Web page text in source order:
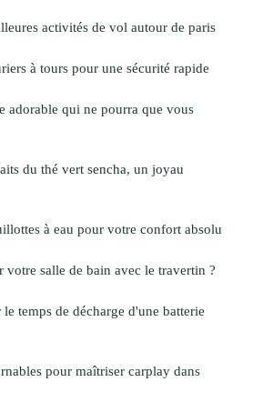
activités de vol autour de paris
à tours pour une sécurité rapide
adorable qui ne pourra que vous
du thé vert sencha, un joyau
à eau pour votre confort absolu
votre salle de bain avec le travertin ?
temps de décharge d'une batterie
pour maîtriser carplay dans